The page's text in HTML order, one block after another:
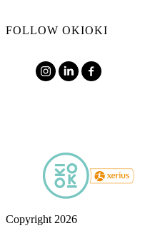
FOLLOW OKIOKI
Copyright 2026